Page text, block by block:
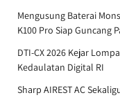
Mengusung Baterai
K100 Pro Siap Guncang
DTI-CX 2026 Kejar
Kedaulatan Digital RI
Sharp AIREST AC